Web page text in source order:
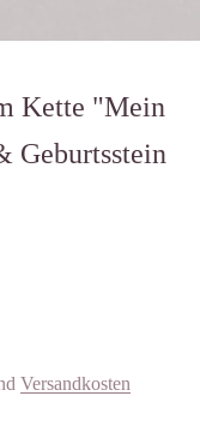
12345678
Element 9
Element 10
Kette "Mein
Geburtsstein
Versandkosten